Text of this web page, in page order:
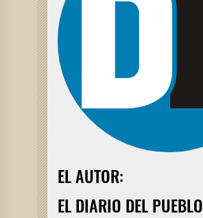
EL AUTOR:
EL DIARIO DEL PUEBLO